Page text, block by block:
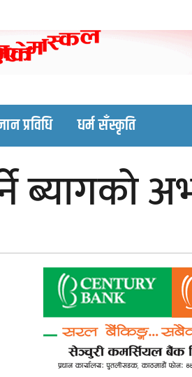
site
प्रविधि धर्म सँस्कृति